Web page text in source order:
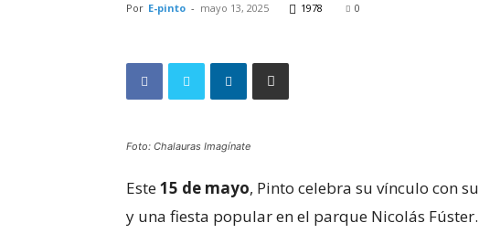
Por E-pinto - mayo 13, 2025 1978 0
Foto: Chalauras Imagínate
Este15 de mayo, Pinto celebra su vínculo con su
y una fiesta popular en el parque Nicolás Fúster.